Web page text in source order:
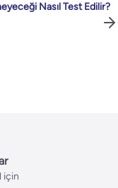
Nasıl Test Edilir?
için